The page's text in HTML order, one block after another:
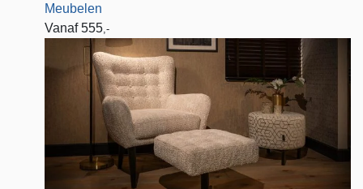
Meubelen
Vanaf 555,-